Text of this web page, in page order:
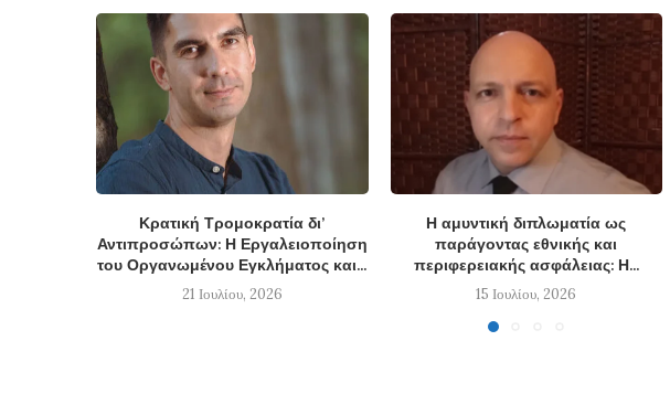
Κρατική Τρομοκρατία δι’
Αντιπροσώπων: Η Εργαλειοποίηση
του Οργανωμένου Εγκλήματος και...
21 Ιουλίου, 2026
Η αμυντική διπλωματία ως
παράγοντας εθνικής και
περιφερειακής ασφάλειας: Η...
15 Ιουλίου, 2026